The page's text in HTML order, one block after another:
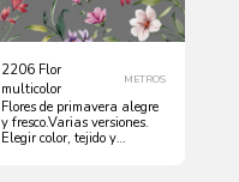
2206 Flor
multicolor
METROS
Flores de primavera alegre
y fresco.Varias versiones.
Elegir color, tejido y